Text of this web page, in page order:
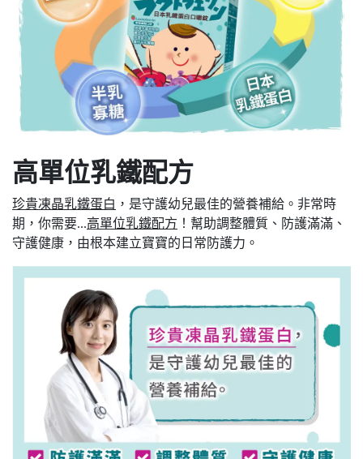
高單位乳鐵配方
珍貴凍晶乳鐵蛋白 ，是守護幼兒最佳的營養補給。非常時
期，你需要...高單位乳鐵配方 ！幫助調整體質、防護滿滿、
守護健康，由根本建立寶寶的日常防護力。